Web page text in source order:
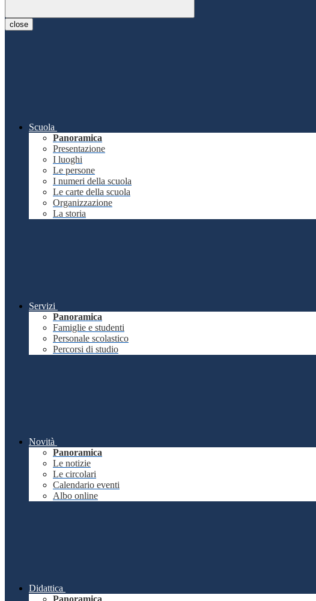
close
Scuola
Panoramica
Presentazione
I luoghi
Le persone
I numeri della scuola
Le carte della scuola
Organizzazione
La storia
Servizi
Panoramica
Famiglie e studenti
Personale scolastico
Percorsi di studio
Novità
Panoramica
Le notizie
Le circolari
Calendario eventi
Albo online
Didattica